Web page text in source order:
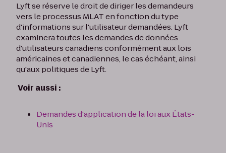
Lyft se réserve le droit de diriger les demandeurs
vers le processus MLAT en fonction du type
d'informations sur l'utilisateur demandées. Lyft
examinera toutes les demandes de données
d'utilisateurs canadiens conformément aux lois
américaines et canadiennes, le cas échéant, ainsi
qu'aux politiques de Lyft.
Voir aussi :
Demandes d'application de la loi aux États-
Unis